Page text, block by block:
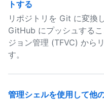
トする
リポジトリを Git に変換
GitHub にプッシュする
ジョン管理 (TFVC) から
す。
管理シェルを使用して他